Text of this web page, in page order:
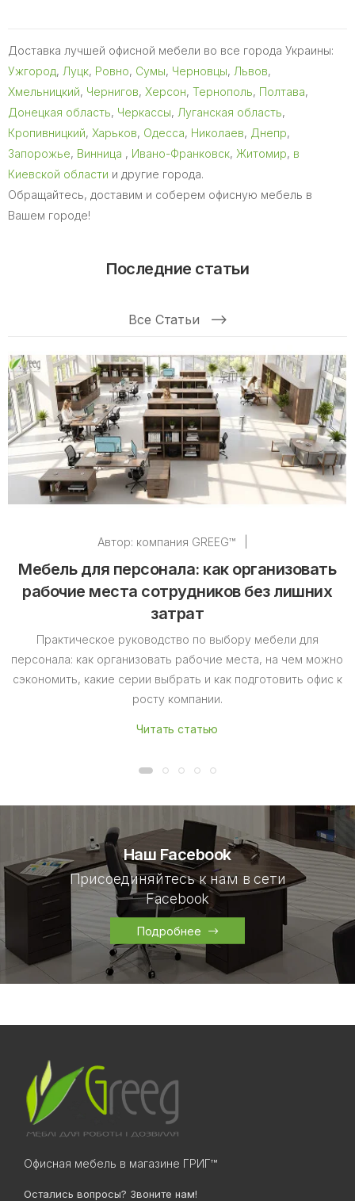
Доставка лучшей офисной мебели во все города Украины:
Ужгород, Луцк, Ровно, Сумы, Черновцы, Львов,
Хмельницкий, Чернигов, Херсон, Тернополь, Полтава,
Донецкая область, Черкассы, Луганская область,
Кропивницкий, Харьков, Одесса, Николаев, Днепр,
Запорожье, Винница , Ивано-Франковск, Житомир, в
Киевской области и другие города.
Обращайтесь, доставим и соберем офисную мебель в
Вашем городе!
Последние статьи
Все Статьи
Автор: компания GREEG™
Мебель для персонала: как организовать
рабочие места сотрудников без лишних
затрат
Практическое руководство по выбору мебели для
персонала: как организовать рабочие места, на чем можно
сэкономить, какие серии выбрать и как подготовить офис к
росту компании.
Читать статью
Наш Facebook
Присоединяйтесь к нам в сети
Facebook
Подробнее
Офисная мебель в магазине ГРИГ™
Остались вопросы? Звоните нам!